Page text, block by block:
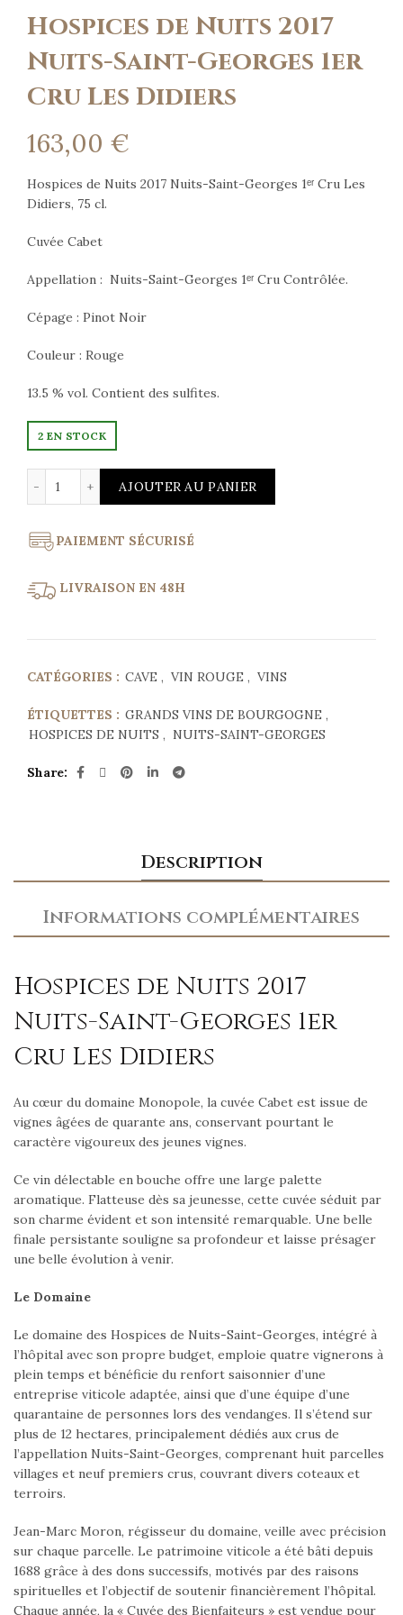
Hospices de Nuits 2017
Nuits-Saint-Georges 1er
Cru Les Didiers
163,00 €
Hospices de Nuits 2017 Nuits-Saint-Georges 1ᵉʳ Cru Les
Didiers, 75 cl.
Cuvée Cabet
Appellation : Nuits-Saint-Georges 1ᵉʳ Cru Contrôlée.
Cépage : Pinot Noir
Couleur : Rouge
13.5 % vol. Contient des sulfites.
2 EN STOCK
AJOUTER AU PANIER
PAIEMENT SÉCURISÉ
LIVRAISON EN 48H
CATÉGORIES : CAVE , VIN ROUGE , VINS
ÉTIQUETTES : GRANDS VINS DE BOURGOGNE ,
HOSPICES DE NUITS , NUITS-SAINT-GEORGES
Share
Description
Informations complémentaires
Hospices de Nuits 2017
Nuits-Saint-Georges 1er
Cru Les Didiers
Au cœur du domaine Monopole, la cuvée Cabet est issue de
vignes âgées de quarante ans, conservant pourtant le
caractère vigoureux des jeunes vignes.
Ce vin délectable en bouche offre une large palette
aromatique. Flatteuse dès sa jeunesse, cette cuvée séduit par
son charme évident et son intensité remarquable. Une belle
finale persistante souligne sa profondeur et laisse présager
une belle évolution à venir.
Le Domaine
Le domaine des Hospices de Nuits-Saint-Georges, intégré à
l’hôpital avec son propre budget, emploie quatre vignerons à
plein temps et bénéficie du renfort saisonnier d’une
entreprise viticole adaptée, ainsi que d’une équipe d’une
quarantaine de personnes lors des vendanges. Il s’étend sur
plus de 12 hectares, principalement dédiés aux crus de
l’appellation Nuits-Saint-Georges, comprenant huit parcelles
villages et neuf premiers crus, couvrant divers coteaux et
terroirs.
Jean-Marc Moron, régisseur du domaine, veille avec précision
sur chaque parcelle. Le patrimoine viticole a été bâti depuis
1688 grâce à des dons successifs, motivés par des raisons
spirituelles et l’objectif de soutenir financièrement l’hôpital.
Chaque année, la « Cuvée des Bienfaiteurs » est vendue pour